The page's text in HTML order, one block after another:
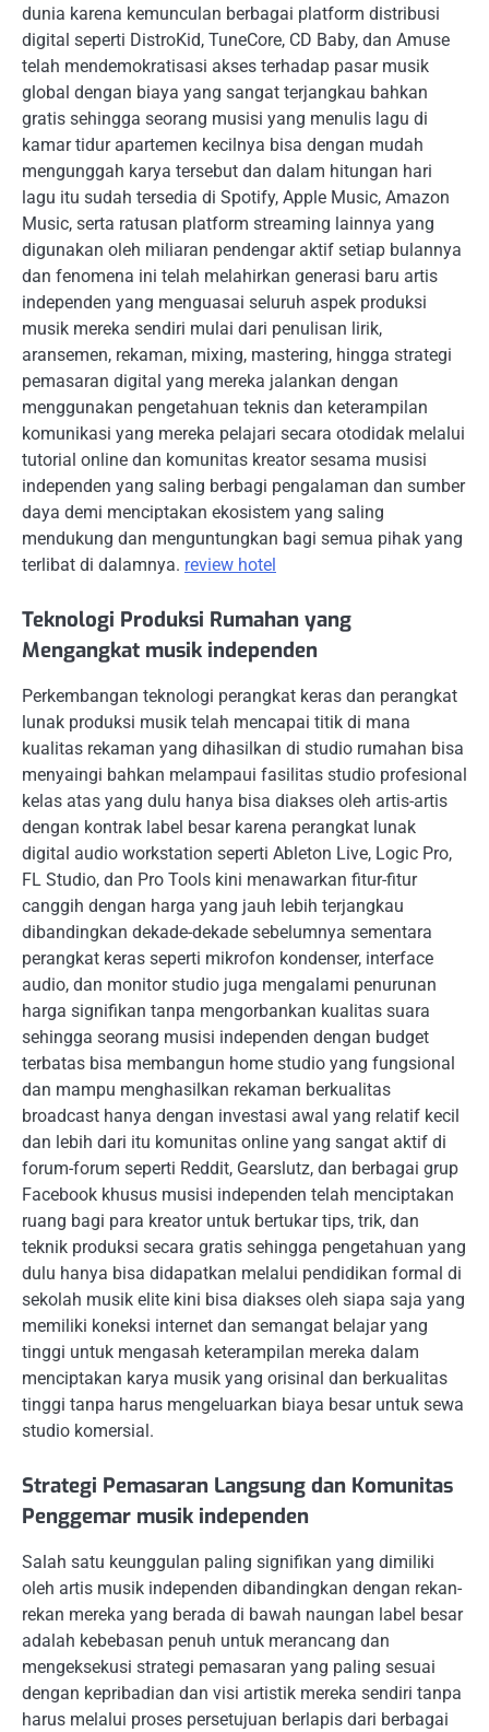
dunia karena kemunculan berbagai platform distribusi
digital seperti DistroKid, TuneCore, CD Baby, dan Amuse
telah mendemokratisasi akses terhadap pasar musik
global dengan biaya yang sangat terjangkau bahkan
gratis sehingga seorang musisi yang menulis lagu di
kamar tidur apartemen kecilnya bisa dengan mudah
mengunggah karya tersebut dan dalam hitungan hari
lagu itu sudah tersedia di Spotify, Apple Music, Amazon
Music, serta ratusan platform streaming lainnya yang
digunakan oleh miliaran pendengar aktif setiap bulannya
dan fenomena ini telah melahirkan generasi baru artis
independen yang menguasai seluruh aspek produksi
musik mereka sendiri mulai dari penulisan lirik,
aransemen, rekaman, mixing, mastering, hingga strategi
pemasaran digital yang mereka jalankan dengan
menggunakan pengetahuan teknis dan keterampilan
komunikasi yang mereka pelajari secara otodidak melalui
tutorial online dan komunitas kreator sesama musisi
independen yang saling berbagi pengalaman dan sumber
daya demi menciptakan ekosistem yang saling
mendukung dan menguntungkan bagi semua pihak yang
terlibat di dalamnya. review hotel
Teknologi Produksi Rumahan yang
Mengangkat musik independen
Perkembangan teknologi perangkat keras dan perangkat
lunak produksi musik telah mencapai titik di mana
kualitas rekaman yang dihasilkan di studio rumahan bisa
menyaingi bahkan melampaui fasilitas studio profesional
kelas atas yang dulu hanya bisa diakses oleh artis-artis
dengan kontrak label besar karena perangkat lunak
digital audio workstation seperti Ableton Live, Logic Pro,
FL Studio, dan Pro Tools kini menawarkan fitur-fitur
canggih dengan harga yang jauh lebih terjangkau
dibandingkan dekade-dekade sebelumnya sementara
perangkat keras seperti mikrofon kondenser, interface
audio, dan monitor studio juga mengalami penurunan
harga signifikan tanpa mengorbankan kualitas suara
sehingga seorang musisi independen dengan budget
terbatas bisa membangun home studio yang fungsional
dan mampu menghasilkan rekaman berkualitas
broadcast hanya dengan investasi awal yang relatif kecil
dan lebih dari itu komunitas online yang sangat aktif di
forum-forum seperti Reddit, Gearslutz, dan berbagai grup
Facebook khusus musisi independen telah menciptakan
ruang bagi para kreator untuk bertukar tips, trik, dan
teknik produksi secara gratis sehingga pengetahuan yang
dulu hanya bisa didapatkan melalui pendidikan formal di
sekolah musik elite kini bisa diakses oleh siapa saja yang
memiliki koneksi internet dan semangat belajar yang
tinggi untuk mengasah keterampilan mereka dalam
menciptakan karya musik yang orisinal dan berkualitas
tinggi tanpa harus mengeluarkan biaya besar untuk sewa
studio komersial.
Strategi Pemasaran Langsung dan Komunitas
Penggemar musik independen
Salah satu keunggulan paling signifikan yang dimiliki
oleh artis musik independen dibandingkan dengan rekan-
rekan mereka yang berada di bawah naungan label besar
adalah kebebasan penuh untuk merancang dan
mengeksekusi strategi pemasaran yang paling sesuai
dengan kepribadian dan visi artistik mereka sendiri tanpa
harus melalui proses persetujuan berlapis dari berbagai